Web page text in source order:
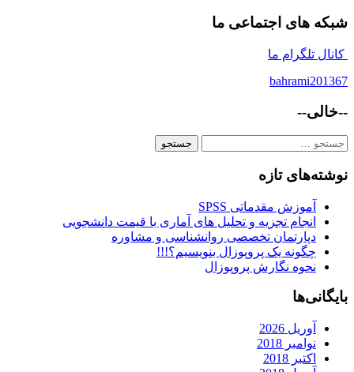
شبکه های اجتماعی ما
کانال تلگرام ما
bahrami201367
--خالی--
جستجو
نوشته‌های تازه
آموزش مقدماتی SPSS
انجام تجزیه و تحلیل های آماری با قیمت دانشجویی
دپارتمان تخصصی روانشناسی و مشاوره
چگونه یک پروپوزال بنویسیم؟!!!
نحوه نگارش پروپوزال
بایگانی‌ها
آوریل 2026
نوامبر 2018
اکتبر 2018